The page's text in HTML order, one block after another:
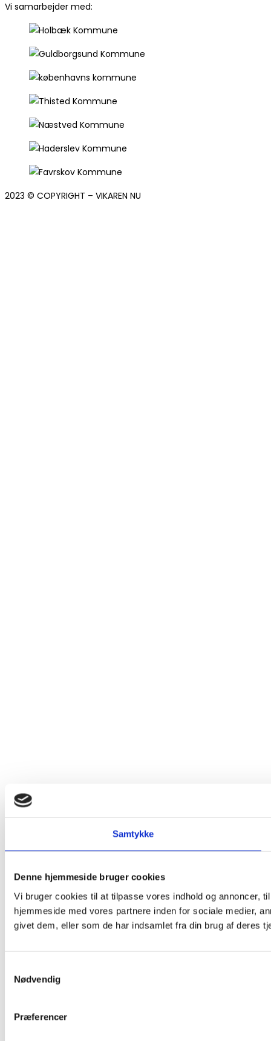
Samtykke
Denne hjemmeside bruger cookies
Vi bruger cookies til at tilpasse vores indhold og annoncer,
hjemmeside med vores partnere inden for sociale medier,
givet dem, eller som de har indsamlet fra din brug af deres
Nødvendig
Præferencer
Vi samarbejder med:
2023 © COPYRIGHT – VIKAREN NU